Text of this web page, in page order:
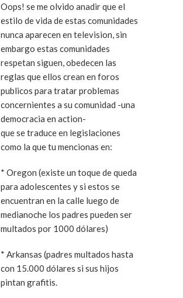
Oops! se me olvido anadir que el
estilo de vida de estas comunidades
nunca aparecen en television, sin
embargo estas comunidades
respetan siguen, obedecen las
reglas que ellos crean en foros
publicos para tratar problemas
concernientes a su comunidad -una
democracia en action-
que se traduce en legislaciones
como la que tu mencionas en:
* Oregon (existe un toque de queda
para adolescentes y si estos se
encuentran en la calle luego de
medianoche los padres pueden ser
multados por 1000 dólares)
* Arkansas (padres multados hasta
con 15.000 dólares si sus hijos
pintan grafitis.